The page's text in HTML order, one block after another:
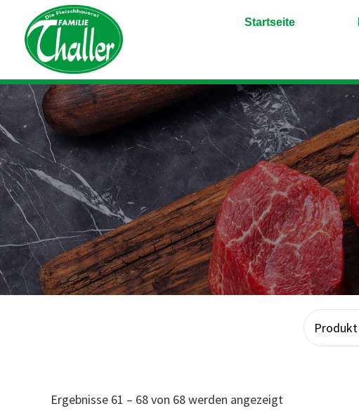
Startseite
Ergebnisse 61 – 68 von 68 werden angezeigt